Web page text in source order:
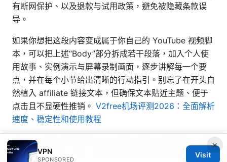
有断网保护、以及退款与试用政策，避免被隐藏条款误
导。
如果你想把这段内容变成属于你自己的 YouTube 视频脚
本，可以把上述“Body”部分拆成若干段落，加入个人使
用故事、实例演示与屏幕录制画面，逐步讲解每一个要
点，并在每个小节给出清晰的行动指引。别忘了在开头自
然植入 affiliate 链接文本，但确保文本贴近主题、便于
点击且不显硬性推销。 V2free机场评测2026：全面解析
速度、稳定性和使用教程
最后，记得在视频描述中补充相关资源与参考链接，帮助
观众进一步深入了解。祝你的视频获得高点击率与良好观
×
VPN
SPONSORED
Visit